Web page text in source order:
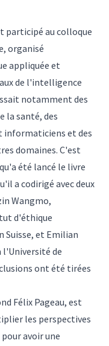
participé au colloque
, organisé
appliquée et
de l'intelligence
notamment des
la santé, des
informaticiens et des
domaines. C'est
été lancé le livre
a codirigé avec deux
Wangmo,
d'éthique
Suisse, et Emilian
l'Université de
ont été tirées
Félix Pageau, est
les perspectives
avoir une